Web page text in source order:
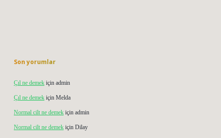
Son yorumlar
Çıl ne demek için admin
Çıl ne demek için Melda
Normal cilt ne demek için admin
Normal cilt ne demek için Dilay